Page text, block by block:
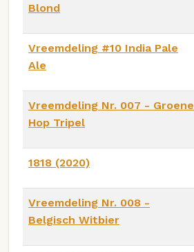
Blond
Vreemdeling #10 India Pale
Ale
Vreemdeling Nr. 007 - Groene
Hop Tripel
1818 (2020)
Vreemdeling Nr. 008 -
Belgisch Witbier